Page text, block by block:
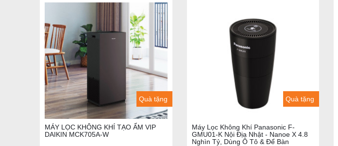
Quà tặng
MÁY LỌC KHÔNG KHÍ TẠO ẨM VIP
DAIKIN MCK705A-W
Quà tặng
Máy Lọc Không Khí Panasonic F-
GMU01-K Nội Địa Nhật - Nanoe X 4.8
Nghìn Tỷ, Dùng Ô Tô & Để Bàn